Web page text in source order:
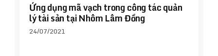
Ứng dụng mã vạch trong công tác quản
lý tài sản tại Nhôm Lâm Đồng
24/07/2021